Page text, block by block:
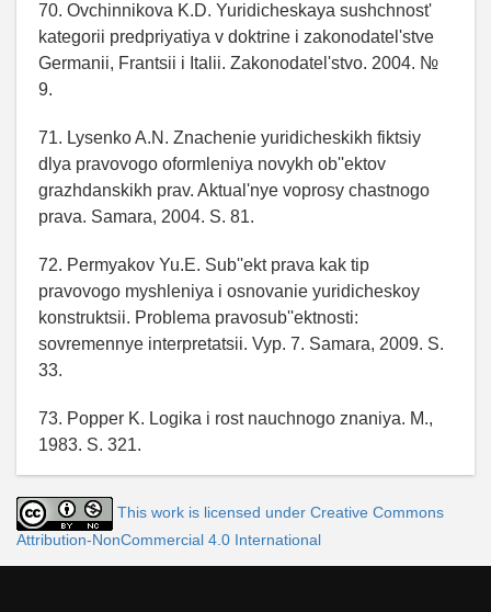
70. Ovchinnikova K.D. Yuridicheskaya sushchnost'
kategorii predpriyatiya v doktrine i zakonodatel'stve
Germanii, Frantsii i Italii. Zakonodatel'stvo. 2004. №
9.
71. Lysenko A.N. Znachenie yuridicheskikh fiktsiy
dlya pravovogo oformleniya novykh ob''ektov
grazhdanskikh prav. Aktual'nye voprosy chastnogo
prava. Samara, 2004. S. 81.
72. Permyakov Yu.E. Sub''ekt prava kak tip
pravovogo myshleniya i osnovanie yuridicheskoy
konstruktsii. Problema pravosub''ektnosti:
sovremennye interpretatsii. Vyp. 7. Samara, 2009. S.
33.
73. Popper K. Logika i rost nauchnogo znaniya. M.,
1983. S. 321.
This work is licensed under Creative Commons
Attribution-NonCommercial 4.0 International